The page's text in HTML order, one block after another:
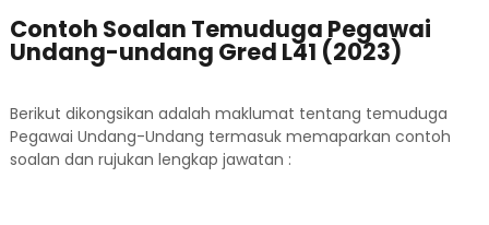
Contoh Soalan Temuduga Pegawai
Undang-undang Gred L41 (2023)
Berikut dikongsikan adalah maklumat tentang temuduga
Pegawai Undang-Undang termasuk memaparkan contoh
soalan dan rujukan lengkap jawatan :